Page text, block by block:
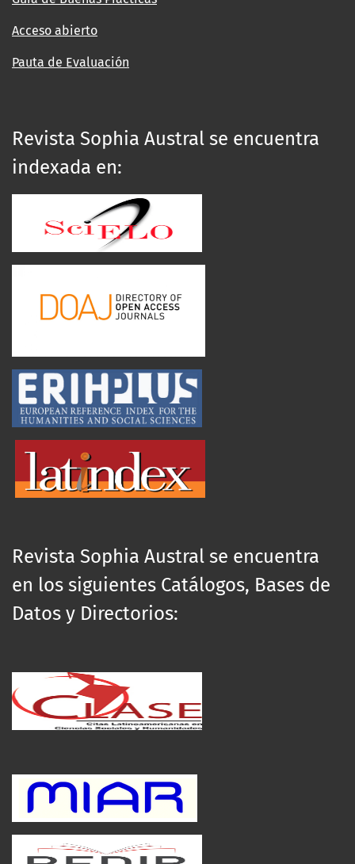
Acceso abierto
Pauta de Evaluación
Revista Sophia Austral se encuentra
indexada en:
Revista Sophia Austral se encuentra
en los siguientes Catálogos, Bases de
Datos y Directorios: